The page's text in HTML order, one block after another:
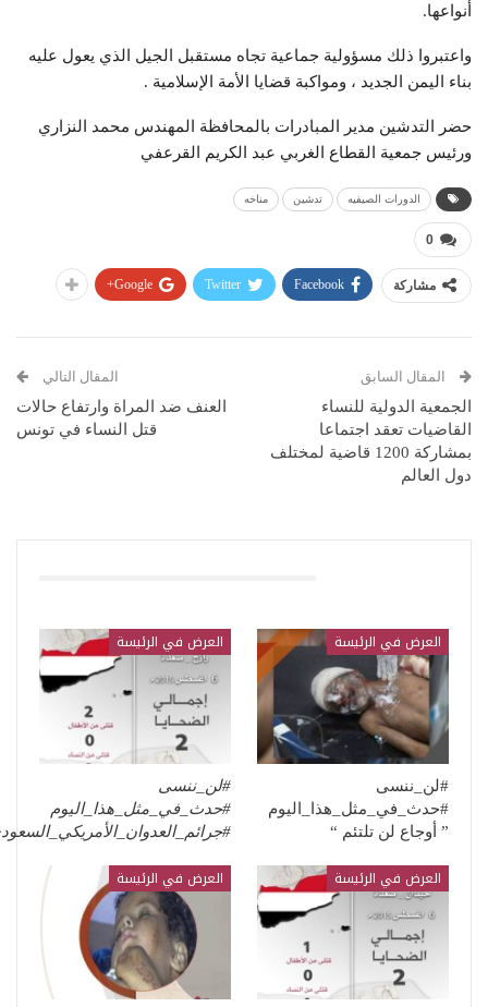
أنواعها.
واعتبروا ذلك مسؤولية جماعية تجاه مستقبل الجيل الذي يعول عليه
بناء اليمن الجديد ، ومواكبة قضايا الأمة الإسلامية .
حضر التدشين مدير المبادرات بالمحافظة المهندس محمد النزاري
ورئيس جمعية القطاع الغربي عبد الكريم القرعفي
الدورات الصيفيه تدشين مناخه
0
مشاركة Facebook
Twitter
Google+
المقال السابق
الجمعية الدولية للنساء
القاضيات تعقد اجتماعا
بمشاركة 1200 قاضية لمختلف
دول العالم
المقال التالي
العنف ضد المراة وارتفاع حالات
قتل النساء في تونس
العرض في الرئيسة
#لن_ننسى
#حدث_في_مثل_هذا_اليوم
” أوجاع لن تلتئم “
العرض في الرئيسة
#لن_ننسى
#حدث_في_مثل_هذا_اليوم
العرض في الرئيسة العرض في الرئيسة